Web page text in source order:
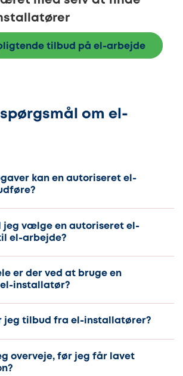
tilbud på el-arbejde
om el-
kan en autoriseret el-
jeg vælge en autoriseret el-
el-arbejde?
er der ved at bruge en
installatør?
jeg tilbud fra el-installatører?
overveje, før jeg får lavet